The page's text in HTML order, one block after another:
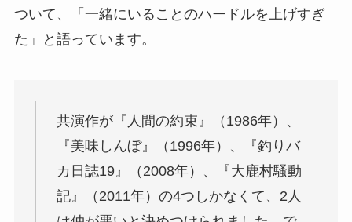
ついて、「一緒にいることのハードルを上げすぎ
た」と語っています。​
共演作が『人間の約束』（1986年）、
『美味しんぼ』（1996年）、『釣りバ
カ日誌19』（2008年）、『大鹿村騒動
記』（2011年）の4つしかなくて、2人